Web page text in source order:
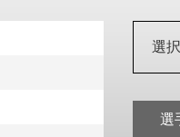
選
選